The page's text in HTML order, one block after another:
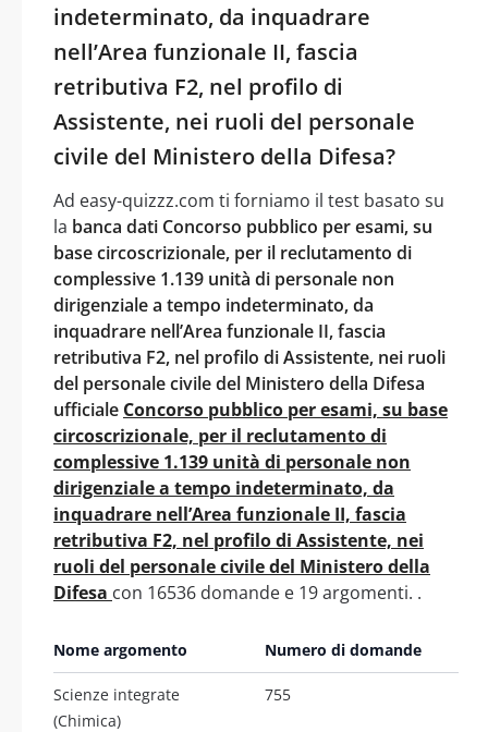
indeterminato, da inquadrare
nell’Area funzionale II, fascia
retributiva F2, nel profilo di
Assistente, nei ruoli del personale
civile del Ministero della Difesa?
Ad easy-quizzz.com ti forniamo il test basato su
la banca dati Concorso pubblico per esami, su
base circoscrizionale, per il reclutamento di
complessive 1.139 unità di personale non
dirigenziale a tempo indeterminato, da
inquadrare nell’Area funzionale II, fascia
retributiva F2, nel profilo di Assistente, nei ruoli
del personale civile del Ministero della Difesa
ufficiale Concorso pubblico per esami, su base
circoscrizionale, per il reclutamento di
complessive 1.139 unità di personale non
dirigenziale a tempo indeterminato, da
inquadrare nell’Area funzionale II, fascia
retributiva F2, nel profilo di Assistente, nei
ruoli del personale civile del Ministero della
Difesa con 16536 domande e 19 argomenti. .
Nome argomento Numero di domande
Scienze integrate
(Chimica)
755